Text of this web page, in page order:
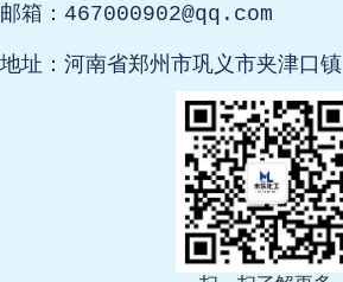
邮箱：467000902@qq.com
地址：河南省郑州市巩义市夹津口镇